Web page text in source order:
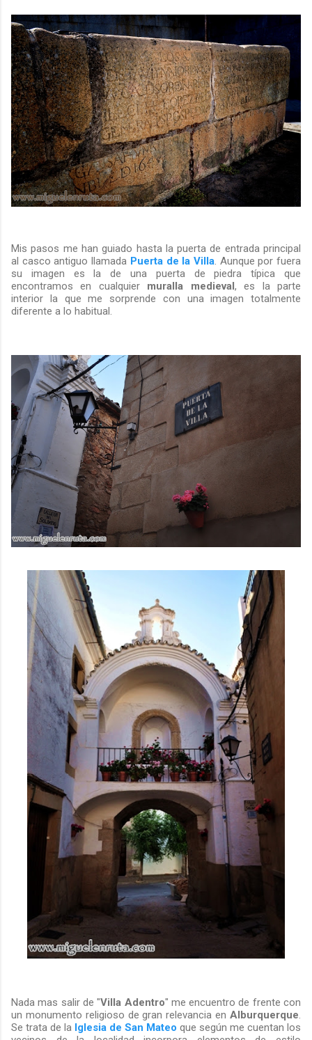
Mis pasos me han guiado hasta la puerta de entrada principal
al casco antiguo llamada Puerta de la Villa. Aunque por fuera
su imagen es la de una puerta de piedra típica que
encontramos en cualquier muralla medieval, es la parte
interior la que me sorprende con una imagen totalmente
diferente a lo habitual.
Nada mas salir de "Villa Adentro" me encuentro de frente con
un monumento religioso de gran relevancia en Alburquerque.
Se trata de la Iglesia de San Mateo que según me cuentan los